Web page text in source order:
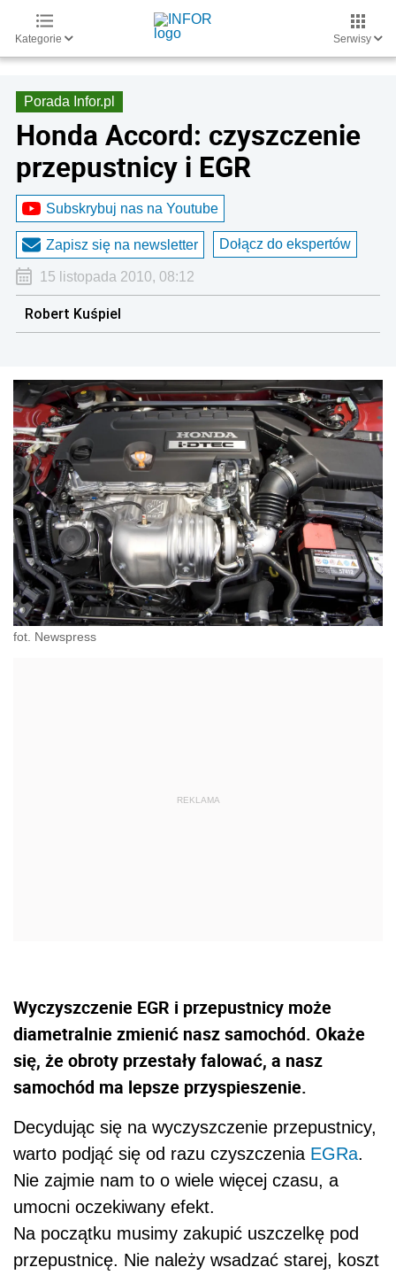
Kategorie Serwisy
Porada Infor.pl
Honda Accord: czyszczenie
przepustnicy i EGR
Subskrybuj nas na Youtube
Zapisz się na newsletter Dołącz do ekspertów
15 listopada 2010, 08:12
Robert Kuśpiel
fot. Newspress
Wyczyszczenie EGR i przepustnicy może
diametralnie zmienić nasz samochód. Okaże
się, że obroty przestały falować, a nasz
samochód ma lepsze przyspieszenie.
Decydując się na wyczyszczenie przepustnicy,
warto podjąć się od razu czyszczenia EGRa.
Nie zajmie nam to o wiele więcej czasu, a
umocni oczekiwany efekt.
Na początku musimy zakupić uszczelkę pod
przepustnicę. Nie należy wsadzać starej, koszt